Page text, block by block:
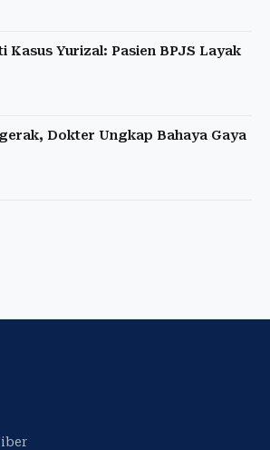
Kasus Yurizal: Pasien BPJS Layak
Dokter Ungkap Bahaya Gaya